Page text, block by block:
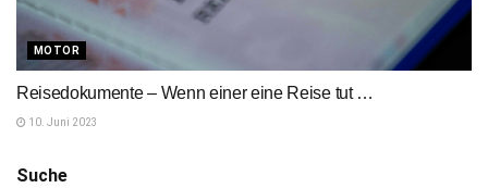
MOTOR
Reisedokumente – Wenn einer eine Reise tut …
10. Juni 2023
Suche